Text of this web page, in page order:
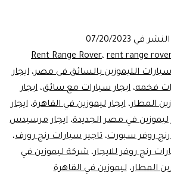
النشر في 07/20/2023
Rent Range Rover، rent range
سيارات الليموزين بالسائق فى مصر،ايجار
فخمه، ايجار سيارات مع سائق، ايجار
المطار،ايجار ليموزين في القاهرة،ايجار
ليموزين في مصر الجديدة،ايجار مرسيدس
رنج روفر سبورت، تاجير سيارات رنج رورف،
رنج روفر للايجار، شركة ليموزين في
المطار،ليموزين في القاهرة